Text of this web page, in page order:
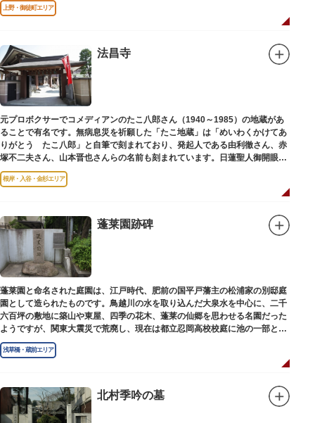
上野・御徒町エリア
法昌寺
元プロボクサーでコメディアンのたこ八郎さん（1940～1985）の地蔵があ
ることで有名です。無病息災を祈願した「たこ地蔵」は「めいわくかけてあ
りがとう たこ八郎」と自筆で刻まれており、発起人である由利徹さん、赤
塚不二夫さん、山本晋也さんらの名前も刻まれています。日蓮聖人御開眼の
毘沙門天を奉安しています。
根岸・入谷・金杉エリア
蓬莱園跡碑
蓬莱園と命名された庭園は、江戸時代、肥前の国平戸藩主の松浦家の別邸庭
園として造られたものです。鳥越川の水を取り込んだ大泉水を中心に、二千
六百坪の敷地に築山や東屋、四季の花木、蓬莱の仙郷を思わせる名園だった
ようですが、関東大震災で荒廃し、現在は都立忍岡高校校庭に池の一部と都
指定の天然記念物の大イチョウを残すのみです。
浅草橋・蔵前エリア
北村季吟の墓